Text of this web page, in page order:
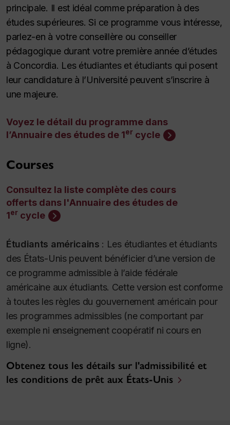
principale. Il est idéal comme préparation à des
études supérieures. Si ce programme vous intéresse,
parlez-en à votre conseillère ou conseiller
pédagogique durant votre première année d’études
à Concordia. Les étudiantes et étudiants qui posent
leur candidature à l’Université peuvent s’inscrire à
une majeure.
Voyez le détail du programme dans
l’Annuaire des études de 1er cycle
Courses
Consultez la liste complète des cours
offerts dans l'Annuaire des études de
1er cycle
Étudiants américains : Les étudiantes et étudiants
des États-Unis peuvent bénéficier d’une version de
ce programme admissible à l’aide fédérale
américaine aux étudiants. Cette version est conforme
à toutes les règles du gouvernement américain pour
les programmes admissibles (ne comportant par
exemple ni enseignement coopératif ni cours en
ligne).
Obtenez tous les détails sur l'admissibilité et
les conditions de prêt aux États-Unis